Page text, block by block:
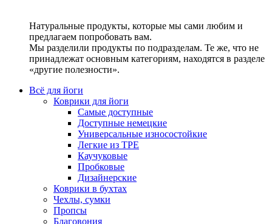
Натуральные продукты, которые мы сами любим и
предлагаем попробовать вам.
Мы разделили продукты по подразделам. Те же, что не
принадлежат основным категориям, находятся в разделе
«другие полезности».
Всё для йоги
Коврики для йоги
Самые доступные
Доступные немецкие
Универсальные износостойкие
Легкие из TPE
Каучуковые
Пробковые
Дизайнерские
Коврики в бухтах
Чехлы, сумки
Пропсы
Благовония